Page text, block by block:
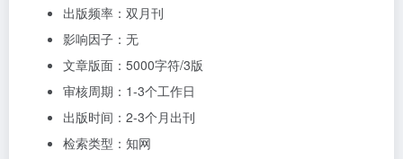
出版频率：双月刊
影响因子：无
文章版面：5000字符/3版
审核周期：1-3个工作日
出版时间：2-3个月出刊
检索类型：知网